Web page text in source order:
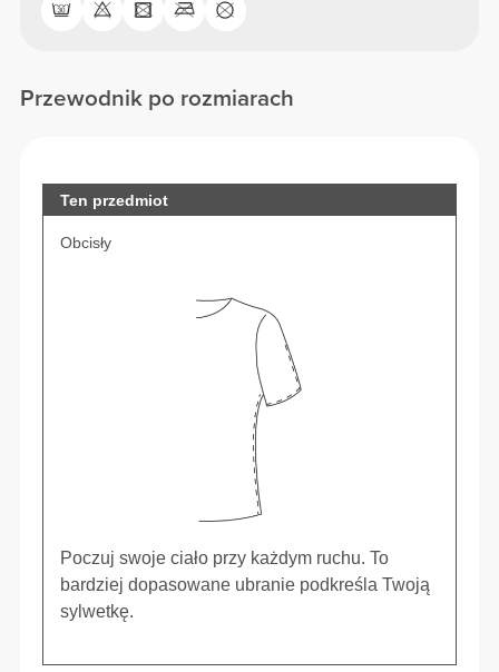
Przewodnik po rozmiarach
Ten przedmiot
Obcisły
Poczuj swoje ciało przy każdym ruchu. To
bardziej dopasowane ubranie podkreśla Twoją
sylwetkę.